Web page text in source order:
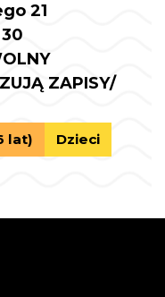
21
ZAPISY/
lat) Dzieci